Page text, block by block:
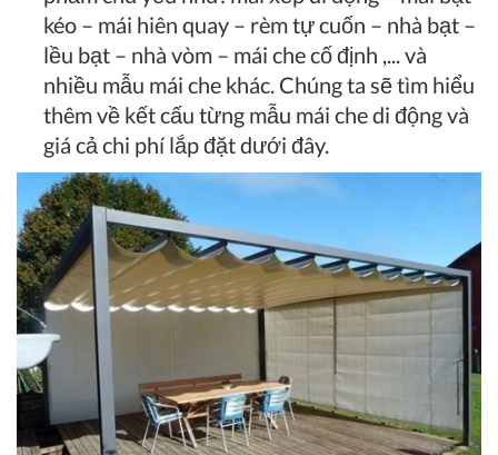
kéo – mái hiên quay – rèm tự cuốn – nhà bạt –
lều bạt – nhà vòm – mái che cố định ,... và
nhiều mẫu mái che khác. Chúng ta sẽ tìm hiểu
thêm về kết cấu từng mẫu mái che di động và
giá cả chi phí lắp đặt dưới đây.